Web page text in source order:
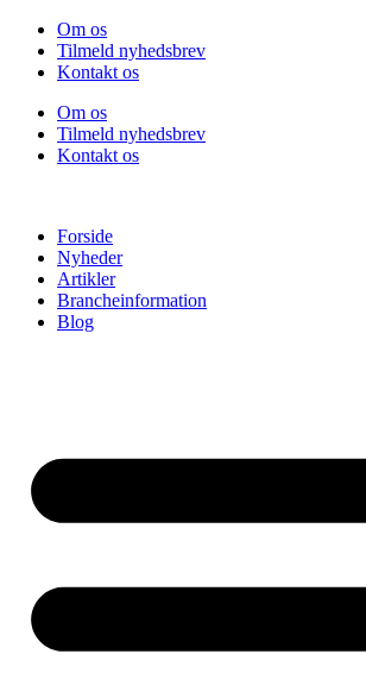
Videre
indhold
Om os
Tilmeld nyhedsbrev
Kontakt os
Om os
Tilmeld nyhedsbrev
Kontakt os
Forside
Nyheder
Artikler
Brancheinformation
Blog